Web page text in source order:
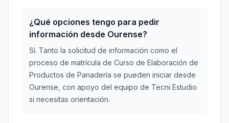
¿Qué opciones tengo para pedir
información desde Ourense?
Sí. Tanto la solicitud de información como el
proceso de matrícula de Curso de Elaboración de
Productos de Panadería se pueden iniciar desde
Ourense, con apoyo del equipo de Tecni Estudio
si necesitas orientación.